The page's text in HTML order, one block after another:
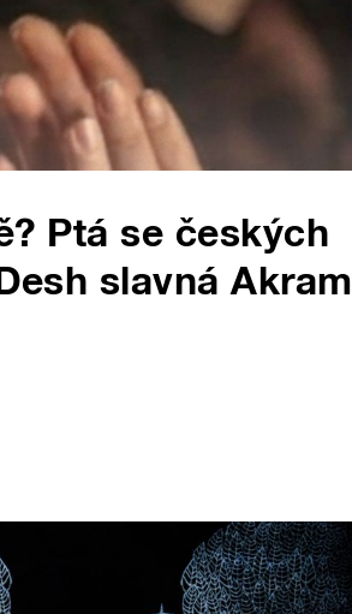
Ptá se českých
slavná Akram